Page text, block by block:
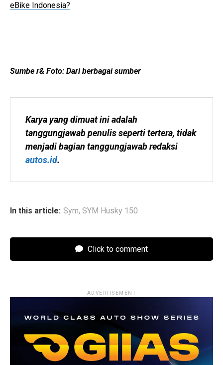
eBike Indonesia?
Sumbe r& Foto: Dari berbagai sumber
Karya yang dimuat ini adalah
tanggungjawab penulis seperti tertera, tidak
autos.id.
In this article: Sym, SYM Husky 150
Click to comment
ADVERTISEMENT